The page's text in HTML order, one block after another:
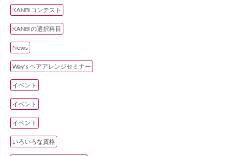
KANBIコンテスト
KANBIの選択科目
News
Way's ヘアアレンジセミナー
イベント
イベント
イベント
いろいろな資格